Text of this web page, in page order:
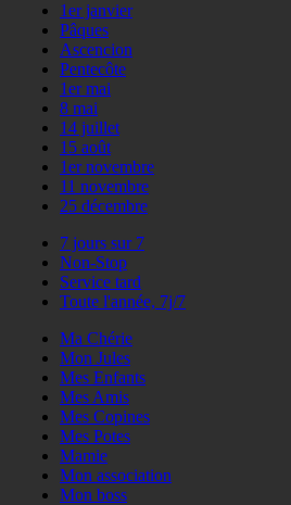
1er janvier
Pâques
Ascencion
Pentecôte
1er mai
8 mai
14 juillet
15 août
1er novembre
11 novembre
25 décembre
7 jours sur 7
Non-Stop
Service tard
Toute l'année, 7j/7
Ma Chérie
Mon Jules
Mes Enfants
Mes Amis
Mes Copines
Mes Potes
Mamie
Mon association
Mon boss